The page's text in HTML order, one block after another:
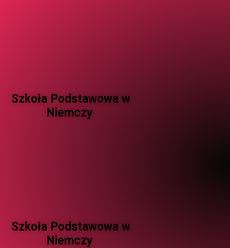
Szkoła Podstawowa w
Niemczy ​
Szkoła Podstawowa w
Niemczy ​